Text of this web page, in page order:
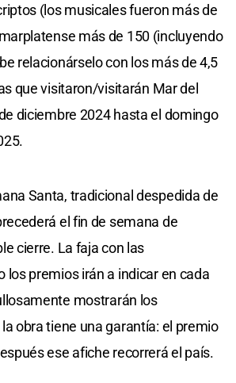
(los musicales fueron más de
más de 150 (incluyendo
relacionárselo con los más de 4,5
que visitaron/visitarán Mar del
diciembre 2024 hasta el domingo
Santa, tradicional despedida de
el fin de semana de
cierre. La faja con las
los premios irán a indicar en cada
mostrarán los
obra tiene una garantía: el premio
ese afiche recorrerá el país.